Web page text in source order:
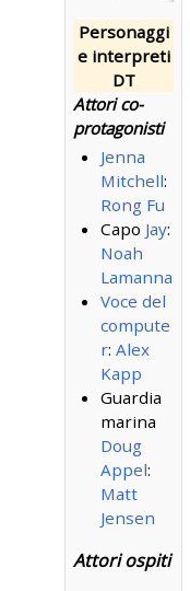
Personaggi
e interpreti
DT
Attori co-
protagonisti
Jenna
Mitchell:
Rong Fu
Capo Jay:
Noah
Lamanna
Voce del
compute
r: Alex
Kapp
Guardia
marina
Doug
Appel:
Matt
Jensen
Attori ospiti